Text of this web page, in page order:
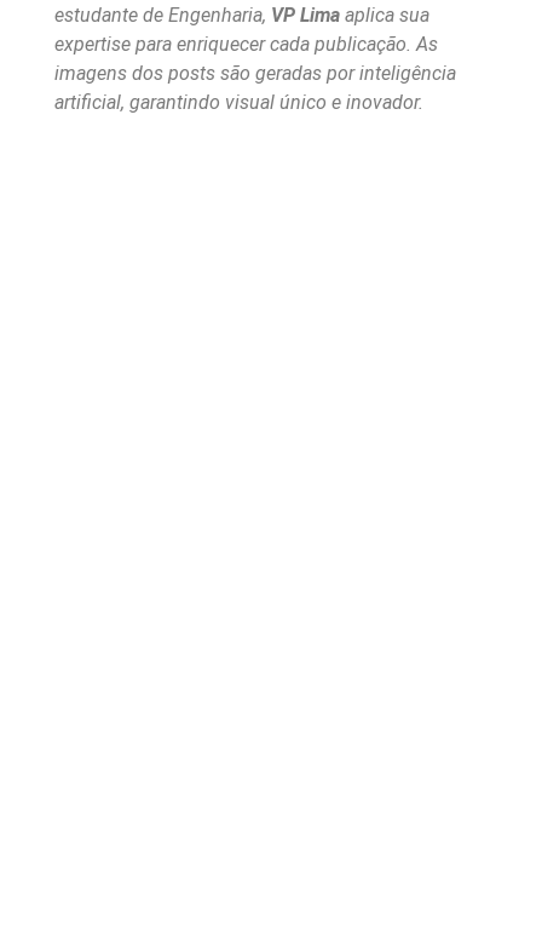
estudante de Engenharia, VP Lima aplica sua
expertise para enriquecer cada publicação. As
imagens dos posts são geradas por inteligência
artificial, garantindo visual único e inovador.